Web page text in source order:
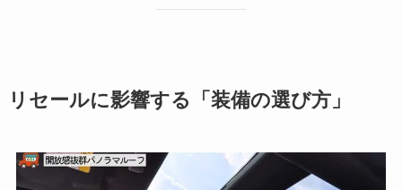
リセールに影響する「装備の選び方」